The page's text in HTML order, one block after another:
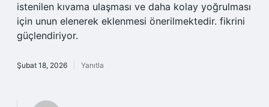
istenilen kıvama ulaşması ve daha kolay yoğrulması
için unun elenerek eklenmesi önerilmektedir. fikrini
güçlendiriyor.
Şubat 18, 2026 Yanıtla